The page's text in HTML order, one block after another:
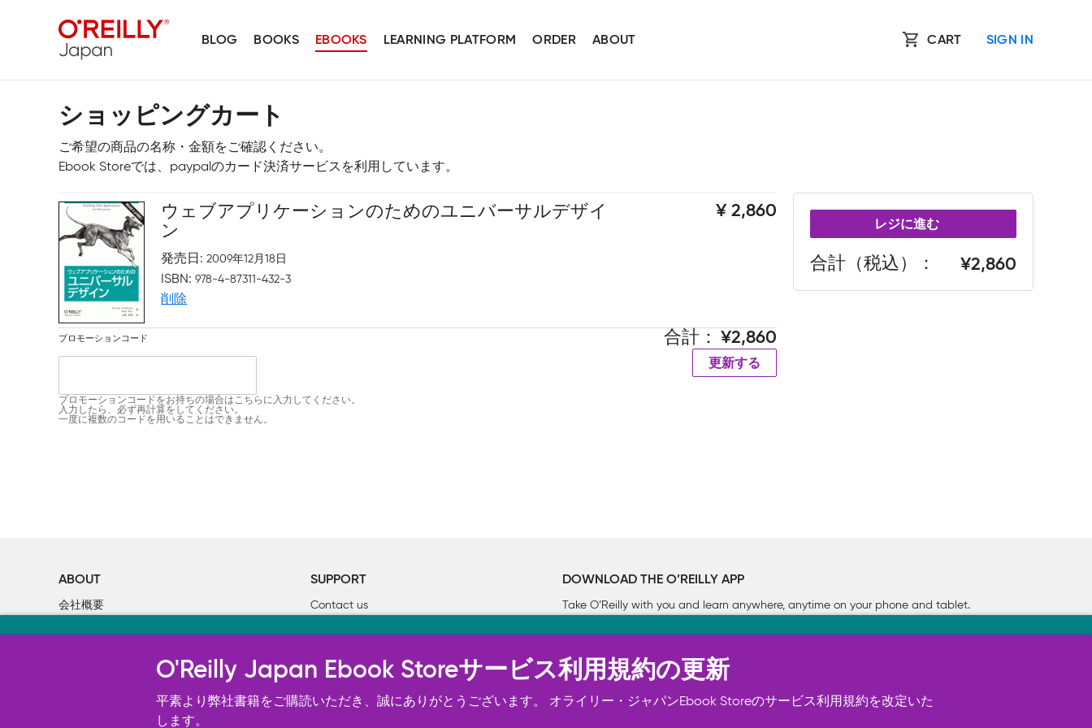
BLOG BOOKS EBOOKS LEARNING PLATFORM ORDER ABOUT CART SIGN IN
ショッピングカート
ご希望の商品の名称・金額をご確認ください。
Ebook Storeでは、paypalのカード決済サービスを利用しています。
ウェブアプリケーションのためのユニバーサルデザイ
ン
発売日 2009年12月18日
ISBN 978-4-87311-432-3
削除
2,860
プロモーションコード
プロモーションコードをお持ちの場合はこちらに入力してください。
入力したら、必ず再計算をしてください。
一度に複数のコードを用いることはできません。
合計 2,860
更新する
レジに進む
合計（税込） 2,860
ABOUT
会社概要
SUPPORT
Contact us
DOWNLOAD THE O’REILLY APP
Take O’Reilly with you and learn anywhere, anytime on your phone and tablet.
オライリー・ジャパンのWeb サイトは正常に機能するためにいくつかの Cookie を必要とします（必須）。 このほか、サイト使用状
況の分析、ユーザー・エクスペリエンスの向上、広告宣伝のために、お客様の同意を得て、その他の Cookie を使用することがありま
す。 詳細については
O'Reilly Japan Ebook Storeサービス利用規約の更新
平素より弊社書籍をご購読いただき、誠にありがとうございます。 オライリー・ジャパンEbook Storeのサービス利用規約を改定いた
します。